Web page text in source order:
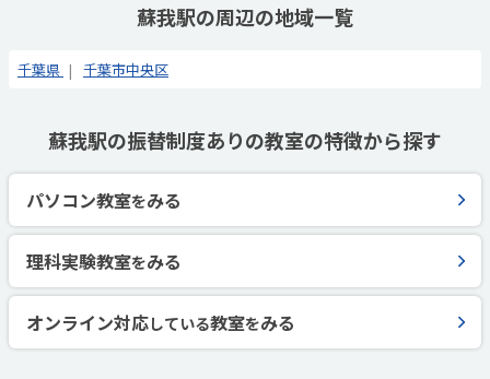
蘇我駅の周辺の地域一覧
千葉県 千葉市中央区
蘇我駅の振替制度ありの教室の特徴から探す
パソコン教室をみる
理科実験教室をみる
オンライン対応している教室をみる